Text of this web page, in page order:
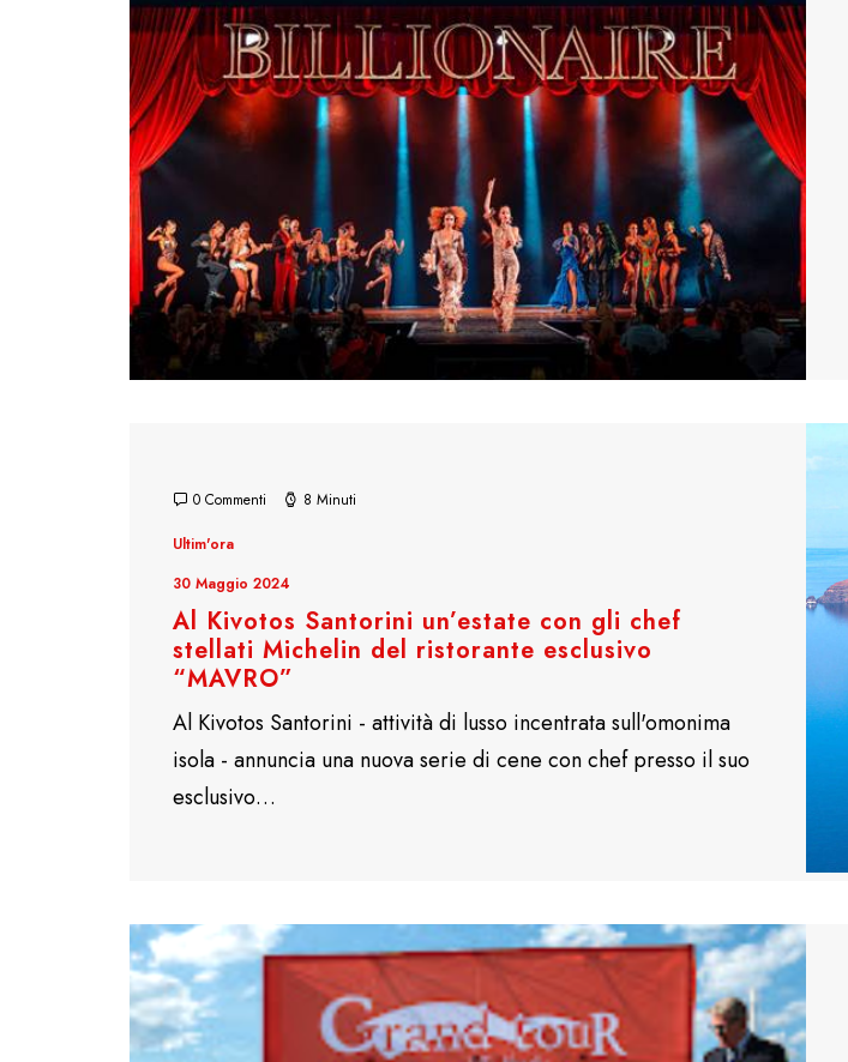
0 Commenti 8 Minuti
Ultim'ora
30 Maggio 2024
Al Kivotos Santorini un’estate con gli chef
stellati Michelin del ristorante esclusivo
“MAVRO”
Al Kivotos Santorini - attività di lusso incentrata sull'omonima
isola - annuncia una nuova serie di cene con chef presso il suo
esclusivo…